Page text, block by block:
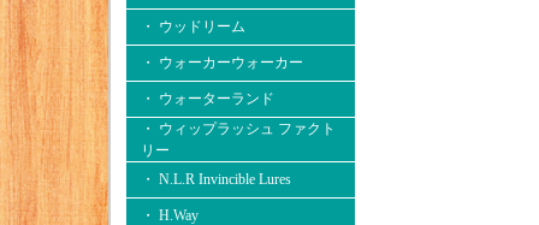
・ ウッドリーム
・ ウォーカーウォーカー
・ ウォーターランド
・ ウィップラッシュ ファクト
リー
・ N.L.R Invincible Lures
・ H.Way